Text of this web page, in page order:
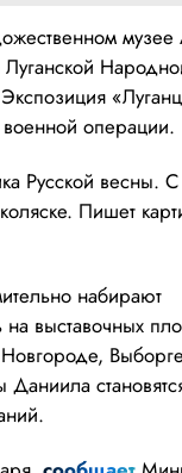
музее
Луганской
операции.
Русской весны.
Пишет
набирают
на выставочных
Даниила